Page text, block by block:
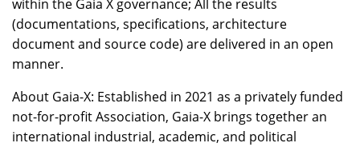
within the Gaia X governance; All the results
(documentations, specifications, architecture
document and source code) are delivered in an open
manner.
About Gaia-X: Established in 2021 as a privately funded
not-for-profit Association, Gaia-X brings together an
international industrial, academic, and political